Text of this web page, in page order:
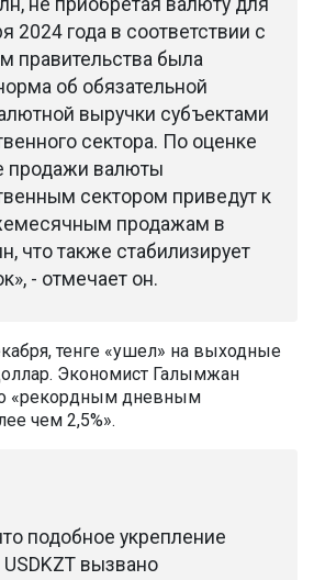
не приобретая валюту для
2024 года в соответствии с
правительства была
об обязательной
выручки субъектами
сектора. По оценке
продажи валюты
сектором приведут к
продажам в
что также стабилизирует
- отмечает он.
тенге «ушел» на выходные
Экономист Галымжан
«рекордным дневным
чем 2,5%».
подобное укрепление
вызвано